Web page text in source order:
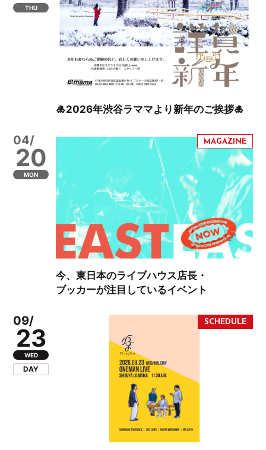
THU
🎍2026年渋谷ラママより新年のご挨拶🎍
04/
20
MON
今、東日本のライブハウス店長・
ブッカーが注目しているイベント
09/
23
WED
DAY